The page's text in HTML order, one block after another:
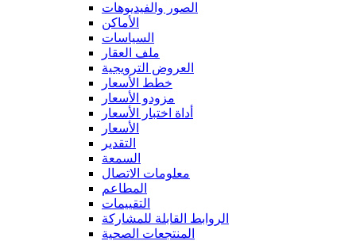
الصور والفيديوهات
الأماكن
السياسات
ملف العقار
العروض الترويجية
خطط الأسعار
مزودو الأسعار
أداة اختبار الأسعار
الأسعار
التقدير
السمعة
معلومات الاتصال
المطاعم
التقييمات
الروابط القابلة للمشاركة
المنتجعات الصحية